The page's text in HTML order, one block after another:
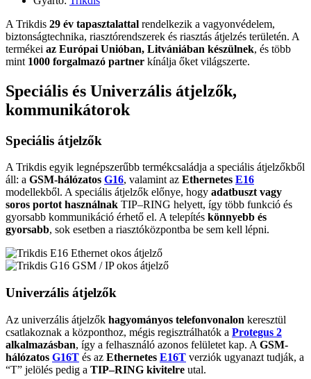
A Trikdis 29 év tapasztalattal rendelkezik a vagyonvédelem,
biztonságtechnika, riasztórendszerek és riasztás átjelzés területén. A
termékei az Európai Unióban, Litvániában készülnek, és több
mint 1000 forgalmazó partner kínálja őket világszerte.
Speciális és Univerzális átjelzők,
kommunikátorok
Speciális átjelzők
A Trikdis egyik legnépszerűbb termékcsaládja a speciális átjelzőkből
áll: a GSM-hálózatos G16, valamint az Ethernetes E16
modellekből. A speciális átjelzők előnye, hogy adatbuszt vagy
soros portot használnak TIP–RING helyett, így több funkció és
gyorsabb kommunikáció érhető el. A telepítés könnyebb és
gyorsabb, sok esetben a riasztóközpontba be sem kell lépni.
Univerzális átjelzők
Az univerzális átjelzők hagyományos telefonvonalon keresztül
csatlakoznak a központhoz, mégis regisztrálhatók a Protegus 2
alkalmazásban, így a felhasználó azonos felületet kap. A GSM-
hálózatos G16T és az Ethernetes E16T verziók ugyanazt tudják, a
“T” jelölés pedig a TIP–RING kivitelre utal.